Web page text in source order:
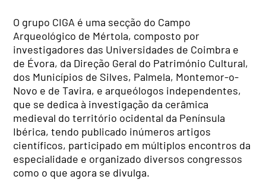
O grupo CIGA é uma secção do Campo
Arqueológico de Mértola, composto por
investigadores das Universidades de Coimbra e
de Évora, da Direção Geral do Património Cultural,
dos Municípios de Silves, Palmela, Montemor-o-
Novo e de Tavira, e arqueólogos independentes,
que se dedica à investigação da cerâmica
medieval do território ocidental da Península
Ibérica, tendo publicado inúmeros artigos
científicos, participado em múltiplos encontros da
especialidade e organizado diversos congressos
como o que agora se divulga.